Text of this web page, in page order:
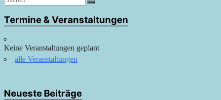
Termine & Veranstaltungen
Keine Veranstaltungen geplant
alle Veranstaltungen
Neueste Beiträge